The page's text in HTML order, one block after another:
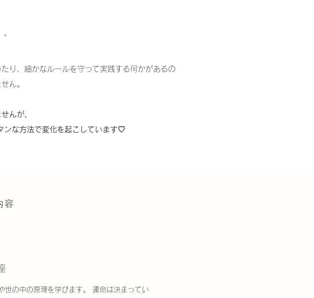
り、細かなルールを守って実践する何かがあるの
ん。
んが、
ンな方法で変化を起こしています♡
容
世の中の原理を学びます。 運命は決まってい